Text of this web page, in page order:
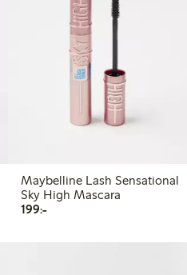
Maybelline Lash Sensational
Sky High Mascara
199:-199,00 kr